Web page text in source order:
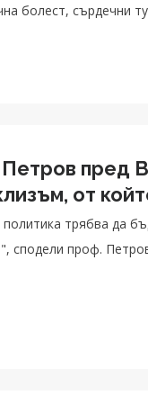
болест, сърдечни
пред
от
трябва да
сподели проф.